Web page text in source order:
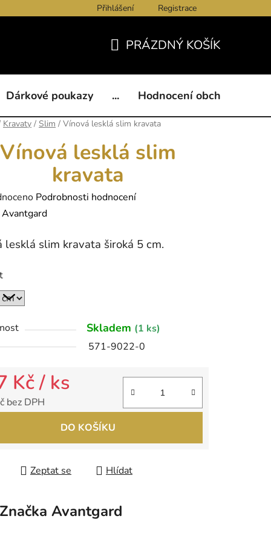
Kontakty Obchodní podmínky
Přihlášení Registrace
KOŠÍK
PRÁZDNÝ KOŠÍK
Dárkové poukazy ... Hodnocení obchodu
Kravaty / Slim / Vínová lesklá slim kravata
Vínová lesklá slim
kravata
Podrobnosti hodnocení
Avantgard
lesklá slim kravata široká 5 cm.
Skladem (1 ks)
571-9022-0
Kč/ ks
bez DPH
DO KOŠÍKU
Zeptat se Hlídat
Značka Avantgard